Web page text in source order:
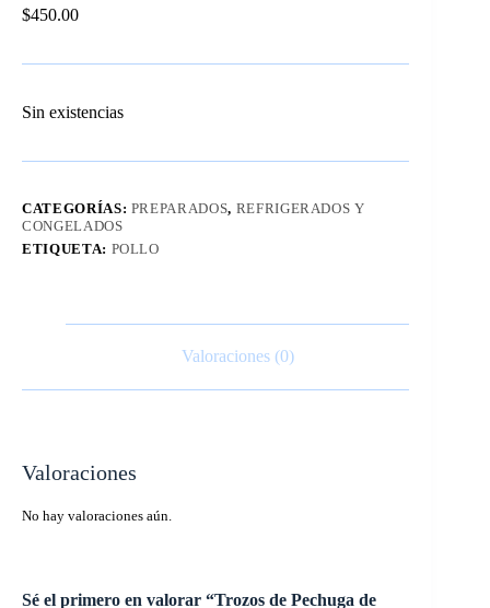
$450.00
Sin existencias
CATEGORÍAS: PREPARADOS, REFRIGERADOS Y
CONGELADOS
ETIQUETA: POLLO
Valoraciones (0)
Valoraciones
No hay valoraciones aún.
Sé el primero en valorar “Trozos de Pechuga de